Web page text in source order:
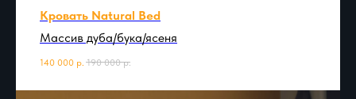
Кровать Natural Bed
Массив дуба/бука/ясеня
140 000 р. 190 000 р.